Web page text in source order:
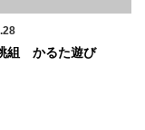
組 かるた遊び